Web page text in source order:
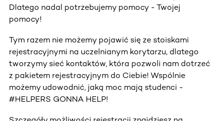
Dlatego nadal potrzebujemy pomocy - Twojej
pomocy!
Tym razem nie możemy pojawić się ze stoiskami
rejestracyjnymi na uczelnianym korytarzu, dlatego
tworzymy sieć kontaktów, która pozwoli nam dotrzeć
z pakietem rejestracyjnym do Ciebie! Wspólnie
możemy udowodnić, jaką moc mają studenci -
#HELPERS GONNA HELP!